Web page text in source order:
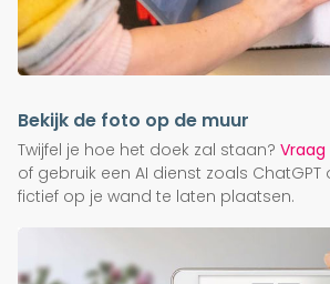
Bekijk de foto op de muur
Twijfel je hoe het doek zal staan?
of gebruik een AI dienst zoals
fictief op je wand te laten plaatsen.